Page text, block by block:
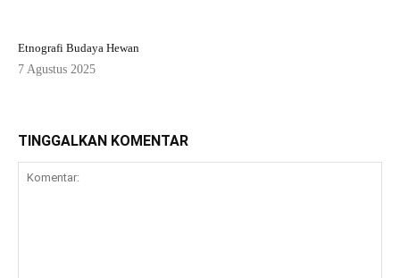
Etnografi Budaya Hewan
7 Agustus 2025
TINGGALKAN KOMENTAR